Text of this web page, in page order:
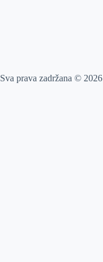
Sva prava zadržana ©